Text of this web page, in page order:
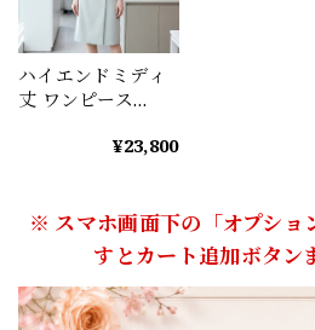
ハイエンドミディ
丈 ワンピース
¥23,800
※ スマホ画面下の「オプショ
すとカート追加ボタン